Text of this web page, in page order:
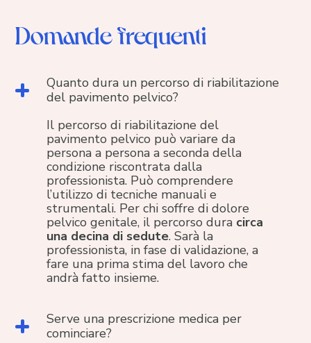
Domande frequenti
Quanto dura un percorso di riabilitazione
del pavimento pelvico?
Il percorso di riabilitazione del
pavimento pelvico può variare da
persona a persona a seconda della
condizione riscontrata dalla
professionista. Può comprendere
l’utilizzo di tecniche manuali e
strumentali. Per chi soffre di dolore
pelvico genitale, il percorso dura circa
una decina di sedute. Sarà la
professionista, in fase di validazione, a
fare una prima stima del lavoro che
andrà fatto insieme.
Serve una prescrizione medica per
cominciare?